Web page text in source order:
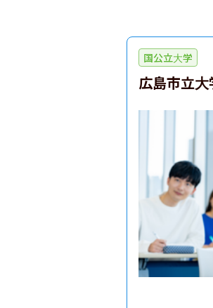
国公立大学
広島市立